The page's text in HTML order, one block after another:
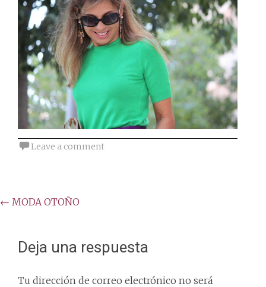
Leave a comment
Post
← MODA OTOÑO
Deja una respuesta
Tu dirección de correo electrónico no será